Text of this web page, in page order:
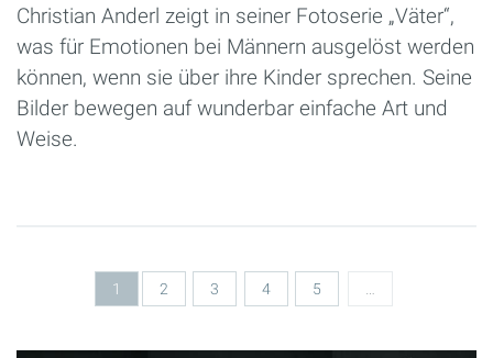
Christian Anderl zeigt in seiner Fotoserie „Väter“,
was für Emotionen bei Männern ausgelöst werden
können, wenn sie über ihre Kinder sprechen. Seine
Bilder bewegen auf wunderbar einfache Art und
Weise.
1 2 3 4 5